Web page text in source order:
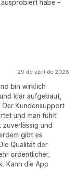
habe –
29 de abril de 2026
bin wirklich
klar aufgebaut,
Kundensupport
und man fühlt
und
gibt es
Qualität der
ordentlicher,
Kann die App